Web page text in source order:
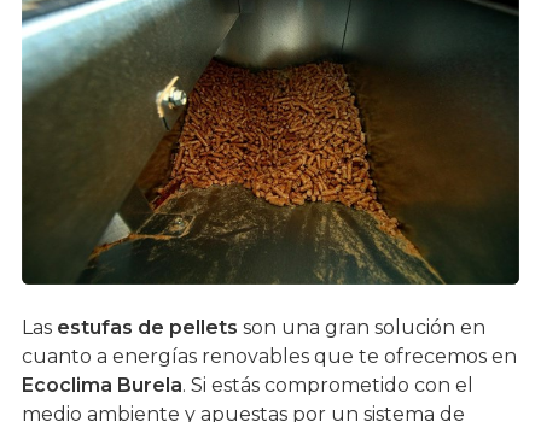
Las estufas de pellets son una gran solución en
cuanto a energías renovables que te ofrecemos en
Ecoclima Burela. Si estás comprometido con el
medio ambiente y apuestas por un sistema de